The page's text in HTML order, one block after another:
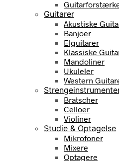
Guitarer
Akustiske
Banjoer
Elguitarer
Klassiske
Mandoliner
Ukuleler
Western
Bratscher
Celloer
Violiner
Studie & Optagelse
Mikrofoner
Mixere
Optagere